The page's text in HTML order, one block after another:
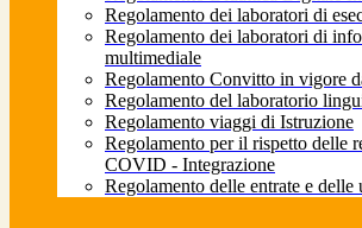
Regolamento dei laboratori di
Regolamento dei laboratori di
multimediale
Regolamento Convitto in vigore
Regolamento del laboratorio
Regolamento viaggi di Istruzione
Regolamento per il rispetto delle
COVID - Integrazione
Regolamento delle entrate e delle